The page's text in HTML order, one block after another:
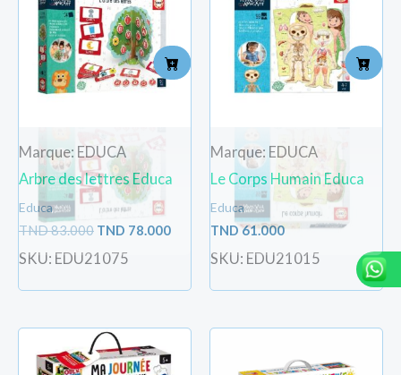
Marque: EDUCA
Arbre des lettres Educa
Educa
TND83.000
était :
TND
83.000.
TND 78.000
78.000.
SKU: EDU21075
Marque: EDUCA
Le Corps Humain Educa
Educa
TND61.000
SKU: EDU21015